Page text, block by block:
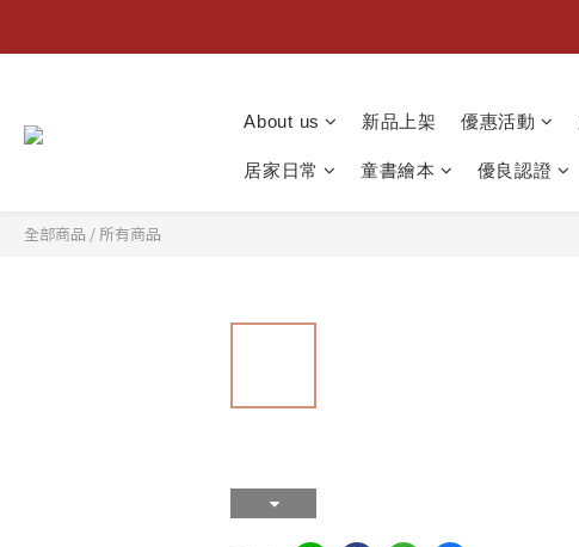
About us 新品上架 優惠活動
居家日常 童書繪本 優良認證
全部商品 / 所有商品